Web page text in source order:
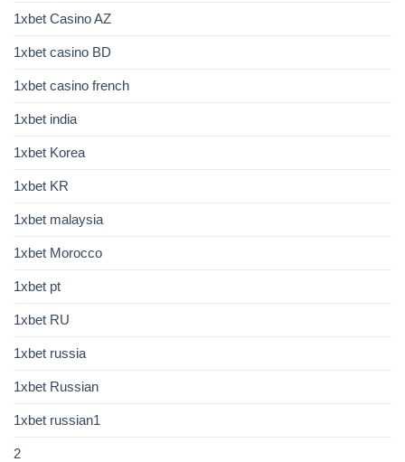
1xbet Casino AZ
1xbet casino BD
1xbet casino french
1xbet india
1xbet Korea
1xbet KR
1xbet malaysia
1xbet Morocco
1xbet pt
1xbet RU
1xbet russia
1xbet Russian
1xbet russian1
2